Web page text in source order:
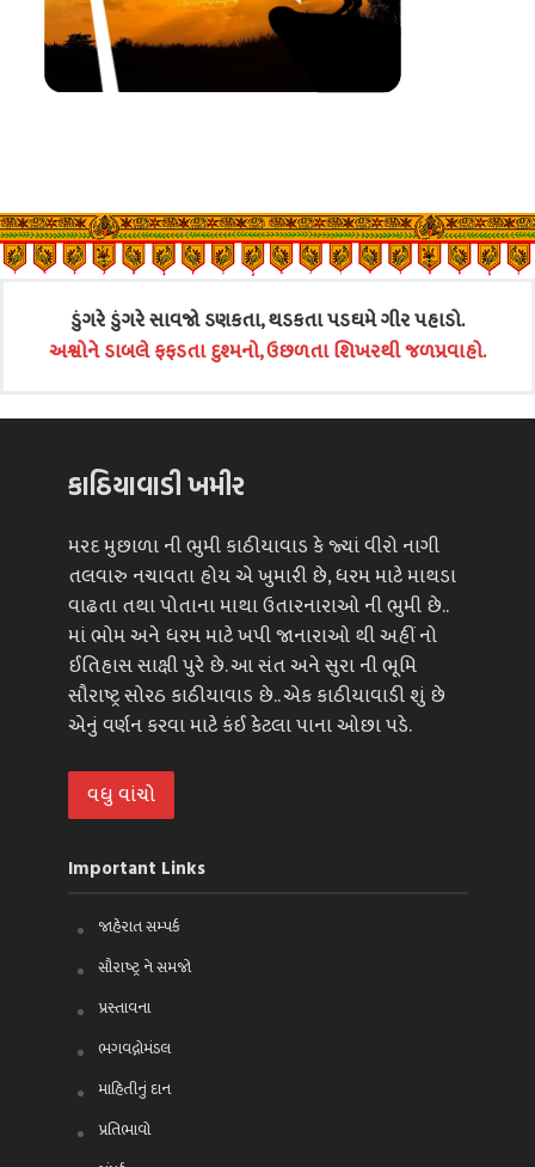
ડુંગરે ડુંગરે સાવજો ડણકતા, થડકતા પડઘમે ગીર પહાડો.
અશ્વોને ડાબલે ફફડતા દુશ્મનો, ઉછળતા શિખરથી જળપ્રવાહો.
કાઠિયાવાડી ખમીર
મરદ મુછાળા ની ભુમી કાઠીયાવાડ કે જ્યાં વીરો નાગી
તલવારુ નચાવતા હોય એ ખુમારી છે, ધરમ માટે માથડા
વાઢતા તથા પોતાના માથા ઉતારનારાઓ ની ભુમી છે..
માં ભોમ અને ધરમ માટે ખપી જાનારાઓ થી અહીં નો
ઈતિહાસ સાક્ષી પુરે છે. આ સંત અને સુરા ની ભૂમિ
સૌરાષ્ટ્ર સોરઠ કાઠીયાવાડ છે.. એક કાઠીયાવાડી શું છે
એનું વર્ણન કરવા માટે કંઈ કેટલા પાના ઓછા પડે.
વધુ વાંચો
Important Links
જાહેરાત સમ્પર્ક
સૌરાષ્ટ્ર ને સમજો
પ્રસ્તાવના
ભગવદ્ગોમંડલ
માહિતીનું દાન
પ્રતિભાવો